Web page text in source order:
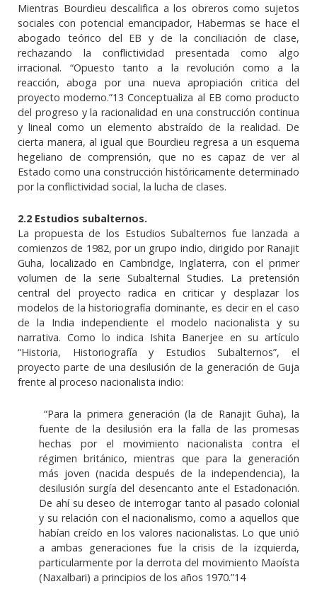
Mientras Bourdieu descalifica a los obreros como sujetos
sociales con potencial emancipador, Habermas se hace el
abogado teórico del EB y de la conciliación de clase,
rechazando la conflictividad presentada como algo
irracional. “Opuesto tanto a la revolución como a la
reacción, aboga por una nueva apropiación critica del
proyecto moderno.”13 Conceptualiza al EB como producto
del progreso y la racionalidad en una construcción continua
y lineal como un elemento abstraído de la realidad. De
cierta manera, al igual que Bourdieu regresa a un esquema
hegeliano de comprensión, que no es capaz de ver al
Estado como una construcción históricamente determinado
por la conflictividad social, la lucha de clases.
2.2 Estudios subalternos.
La propuesta de los Estudios Subalternos fue lanzada a
comienzos de 1982, por un grupo indio, dirigido por Ranajit
Guha, localizado en Cambridge, Inglaterra, con el primer
volumen de la serie Subalternal Studies. La pretensión
central del proyecto radica en criticar y desplazar los
modelos de la historiografía dominante, es decir en el caso
de la India independiente el modelo nacionalista y su
narrativa. Como lo indica Ishita Banerjee en su artículo
“Historia, Historiografía y Estudios Subalternos”, el
proyecto parte de una desilusión de la generación de Guja
frente al proceso nacionalista indio:
“Para la primera generación (la de Ranajit Guha), la
fuente de la desilusión era la falla de las promesas
hechas por el movimiento nacionalista contra el
régimen británico, mientras que para la generación
más joven (nacida después de la independencia), la
desilusión surgía del desencanto ante el Estado­nación.
De ahí su deseo de interrogar tanto al pasado colonial
y su relación con el nacionalismo, como a aquellos que
habían creído en los valores nacionalistas. Lo que unió
a ambas generaciones fue la crisis de la izquierda,
particularmente por la derrota del movimiento Maoísta
(Naxalbari) a principios de los años 1970.”14